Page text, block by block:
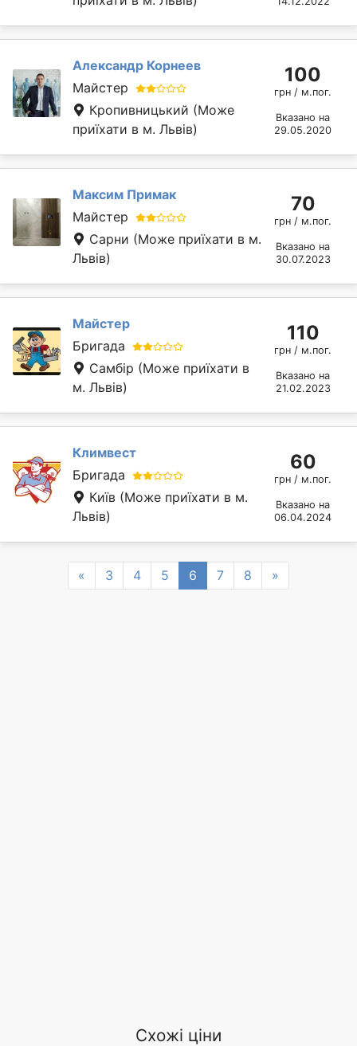
Александр Корнеев
Майстер
Кропивницький (Може
приїхати в м. Львів)
100
грн / м.пог.
Вказано на
29.05.2020
Максим Примак
Майстер
Сарни (Може приїхати в м.
Львів)
70
грн / м.пог.
Вказано на
30.07.2023
Майстер
Бригада
Самбір (Може приїхати в
м. Львів)
110
грн / м.пог.
Вказано на
21.02.2023
Климвест
Бригада
Київ (Може приїхати в м.
Львів)
60
грн / м.пог.
Вказано на
06.04.2024
« Previous
3 4 5 6 7 8 »
Схожі ціни